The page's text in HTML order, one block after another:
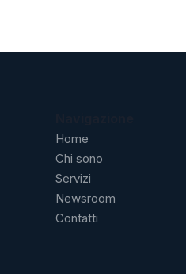
Home
Chi sono
Servizi
Newsroom
Contatti